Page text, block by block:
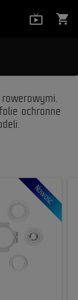
shopping_cart
ochronne
Nowość